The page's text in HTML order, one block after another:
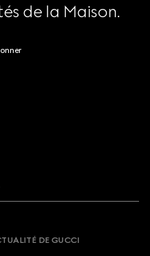
de la Maison.
DE GUCCI